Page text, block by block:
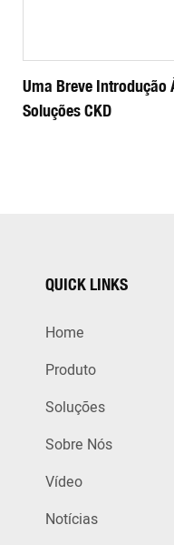
Uma Breve Introdução
Soluções CKD
QUICK LINKS
Home
Produto
Soluções
Sobre Nós
Vídeo
Notícias